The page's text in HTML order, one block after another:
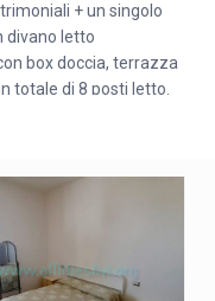
+ un singolo
divano letto
box doccia, terrazza
totale di 8 posti letto.
a tre piani
vista mare, in prima
anche internet wi